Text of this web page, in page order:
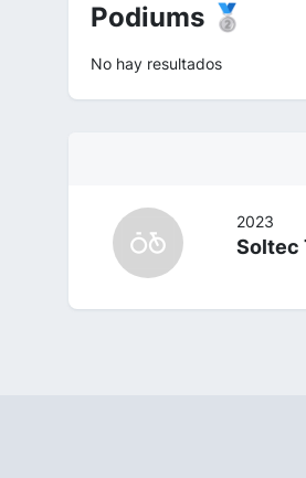
Podiums 🥈
No hay resultados
2023
Soltec